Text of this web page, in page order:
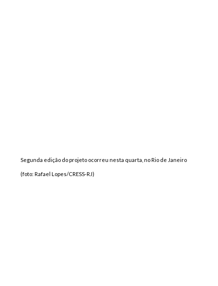
Segunda edição do projeto ocorreu nesta quarta, no Rio de Janeiro
(foto: Rafael Lopes/CRESS-RJ)